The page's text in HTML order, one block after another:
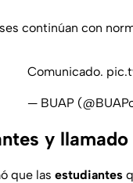
continúan con
Comunicado.
— BUAP
y
que las estudiantes